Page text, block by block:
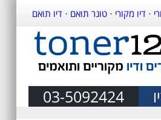
· דיו מקורי · טונר תואם · דיו תואם
03-5092424